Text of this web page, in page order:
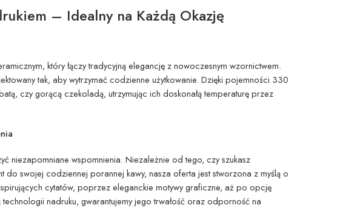
– Idealny na Każdą Okazję
który łączy tradycyjną elegancję z nowoczesnym wzornictwem.
tak, aby wytrzymać codzienne użytkowanie. Dzięki pojemności 330
czy gorącą czekoladą, utrzymując ich doskonałą temperaturę przez
niezapomniane wspomnienia. Niezależnie od tego, czy szukasz
swojej codziennej porannej kawy, nasza oferta jest stworzona z myślą o
cytatów, poprzez eleganckie motywy graficzne, aż po opcję
nadruku, gwarantujemy jego trwałość oraz odporność na